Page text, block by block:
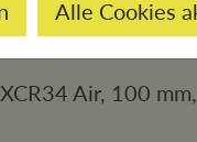
Air, 100
Alle Cookies